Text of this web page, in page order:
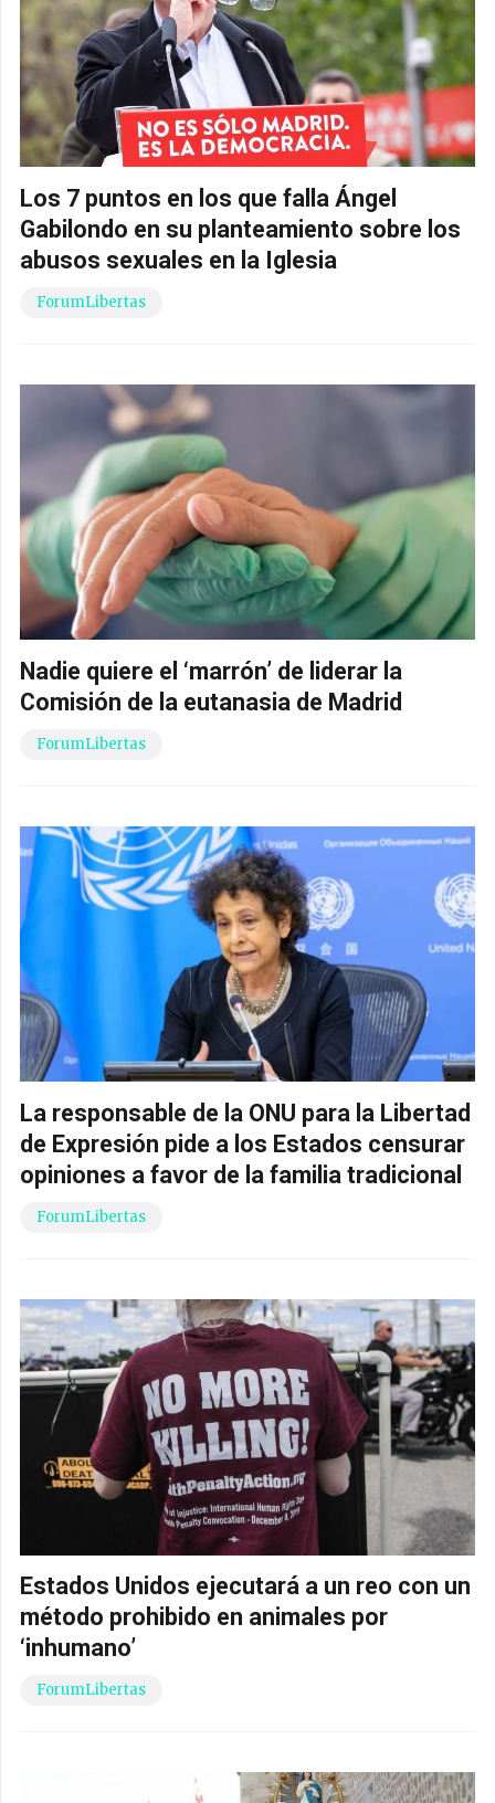
Los 7 puntos en los que falla Ángel
Gabilondo en su planteamiento sobre los
abusos sexuales en la Iglesia
ForumLibertas
Nadie quiere el ‘marrón’ de liderar la
Comisión de la eutanasia de Madrid
ForumLibertas
La responsable de la ONU para la Libertad
de Expresión pide a los Estados censurar
opiniones a favor de la familia tradicional
ForumLibertas
Estados Unidos ejecutará a un reo con un
método prohibido en animales por
‘inhumano’
ForumLibertas